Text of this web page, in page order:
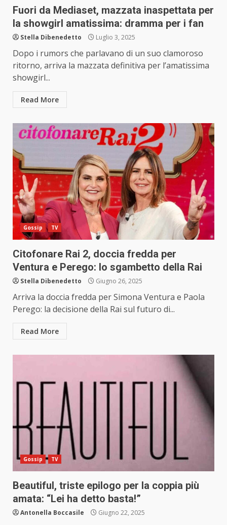
Fuori da Mediaset, mazzata inaspettata per
la showgirl amatissima: dramma per i fan
Stella Dibenedetto Luglio 3, 2025
Dopo i rumors che parlavano di un suo clamoroso
ritorno, arriva la mazzata definitiva per l’amatissima
showgirl...
Read More
Gossip TV
Citofonare Rai 2, doccia fredda per
Ventura e Perego: lo sgambetto della Rai
Stella Dibenedetto Giugno 26, 2025
Arriva la doccia fredda per Simona Ventura e Paola
Perego: la decisione della Rai sul futuro di...
Read More
Gossip TV
Beautiful, triste epilogo per la coppia più
amata: “Lei ha detto basta!”
Antonella Boccasile Giugno 22, 2025